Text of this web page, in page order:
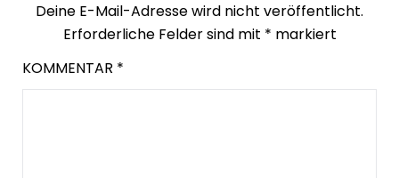
Deine E-Mail-Adresse wird nicht veröffentlicht.
Erforderliche Felder sind mit * markiert
KOMMENTAR *